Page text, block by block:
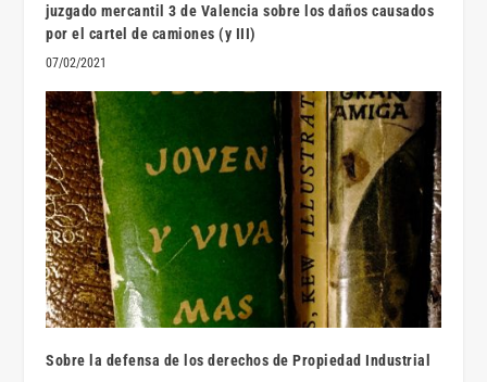
juzgado mercantil 3 de Valencia sobre los daños causados
por el cartel de camiones (y III)
07/02/2021
Sobre la defensa de los derechos de Propiedad Industrial